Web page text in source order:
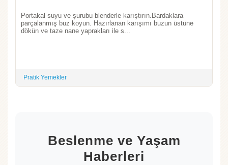
Portakal suyu ve şurubu blenderle karıştırın.Bardaklara
parçalanmış buz koyun. Hazırlanan karışımı buzun üstüne
dökün ve taze nane yaprakları ile s...
Pratik Yemekler
Beslenme ve Yaşam
Haberleri